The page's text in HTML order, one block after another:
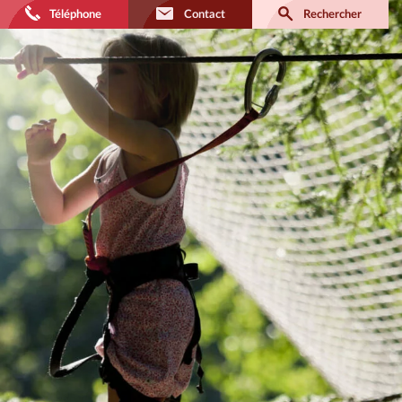
Téléphone Contact Rechercher